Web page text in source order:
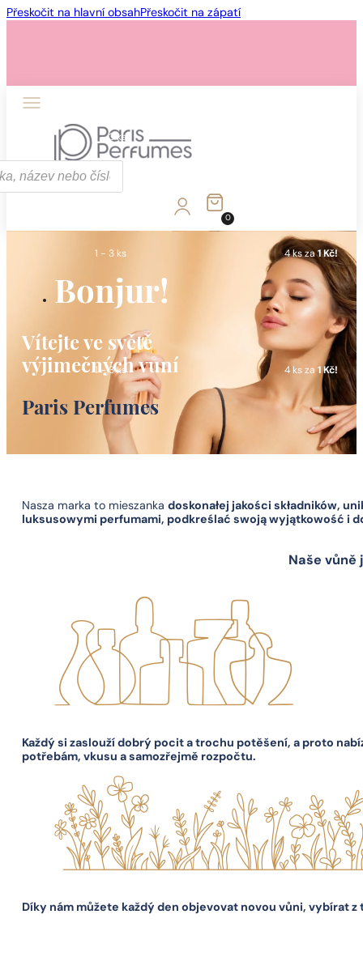
Přeskočit na hlavní obsahPřeskočit na zápatí
1 - 3 ks
1 - 3 ks 4 ks za1 Kč!
1 - 3 ks 4 ks za 1 Kč!
0
Bonjur!
Vítejte ve světě
výjimečných vůní
Paris Perfumes
Nasza marka to mieszankadoskonałej jakości składników,
luksusowymi perfumami, podkreślać swoją wyjątkowość i
Naše
Každý si zaslouží dobrý pocit a trochu potěšení, a proto
potřebám, vkusu a samozřejmě rozpočtu.
Díky nám můžete každý den objevovat novou vůni, vybírat